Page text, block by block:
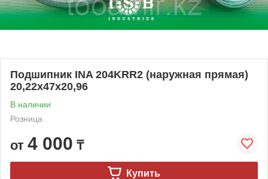
Подшипник INA 204KRR2 (наружная прямая)
20,22x47x20,96
В наличии
Розница
от 4 000 ₸
Купить